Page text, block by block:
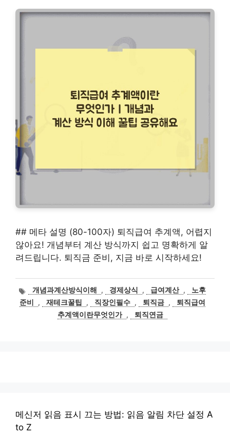
## 메타 설명 (80-100자) 퇴직급여 추계액, 어렵지
않아요! 개념부터 계산 방식까지 쉽고 명확하게 알
려드립니다. 퇴직금 준비, 지금 바로 시작하세요!
태
그
개념과계산방식이해 , 경제상식 , 급여계산 ,
노후
준비
, 재테크꿀팁 , 직장인필수 , 퇴직금 ,
퇴직급여
추계액이란무엇인가 , 퇴직연금
메신저 읽음 표시 끄는 방법: 읽음 알림 차단 설정 A
to Z